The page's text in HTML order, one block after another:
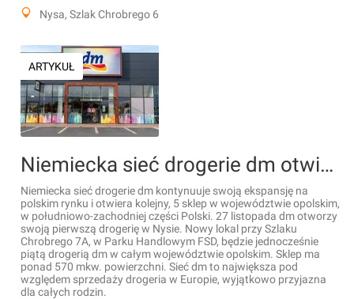
Nysa, Szlak Chrobrego 6
ARTYKUŁ
Niemiecka sieć drogerie dm otwiera kolejny sklep w Polsce
Niemiecka sieć drogerie dm kontynuuje swoją ekspansję na
polskim rynku i otwiera kolejny, 5 sklep w województwie opolskim,
w południowo-zachodniej części Polski. 27 listopada dm otworzy
swoją pierwszą drogerię w Nysie. Nowy lokal przy Szlaku
Chrobrego 7A, w Parku Handlowym FSD, będzie jednocześnie
piątą drogerią dm w całym województwie opolskim. Sklep ma
ponad 570 mkw. powierzchni. Sieć dm to największa pod
względem sprzedaży drogeria w Europie, wyjątkowo przyjazna
dla całych rodzin.